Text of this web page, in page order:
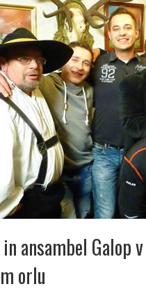
ansambel Galop
orlu